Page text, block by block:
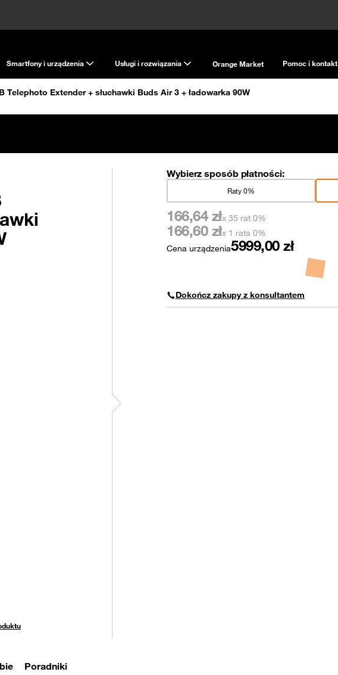
Smartfony i urządzenia Usługi i rozwiązania Orange Market Pomoc i kontakt
Telephoto Extender + słuchawki Buds Air 3 + ładowarka 90W
Wybierz sposób płatności:
Raty 0%
Cena urządzenia5999,00 zł
166,64 złx 35 rat 0%
166,60 złx 1 rata 0%
Dokończ zakupy z konsultantem
Poradniki